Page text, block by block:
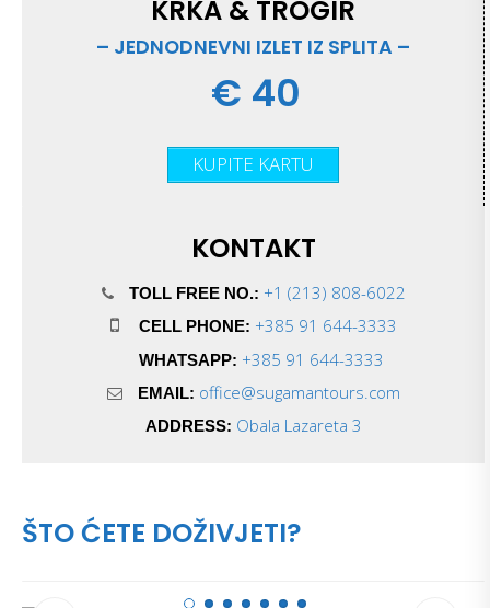
KRKA & TROGIR
– JEDNODNEVNI IZLET IZ SPLITA –
€ 40
KUPITE KARTU
KONTAKT
TOLL FREE NO.: +1 (213) 808-6022
CELL PHONE: +385 91 644-3333
WHATSAPP: +385 91 644-3333
EMAIL: office@sugamantours.com
ADDRESS: Obala Lazareta 3
ŠTO ĆETE DOŽIVJETI?